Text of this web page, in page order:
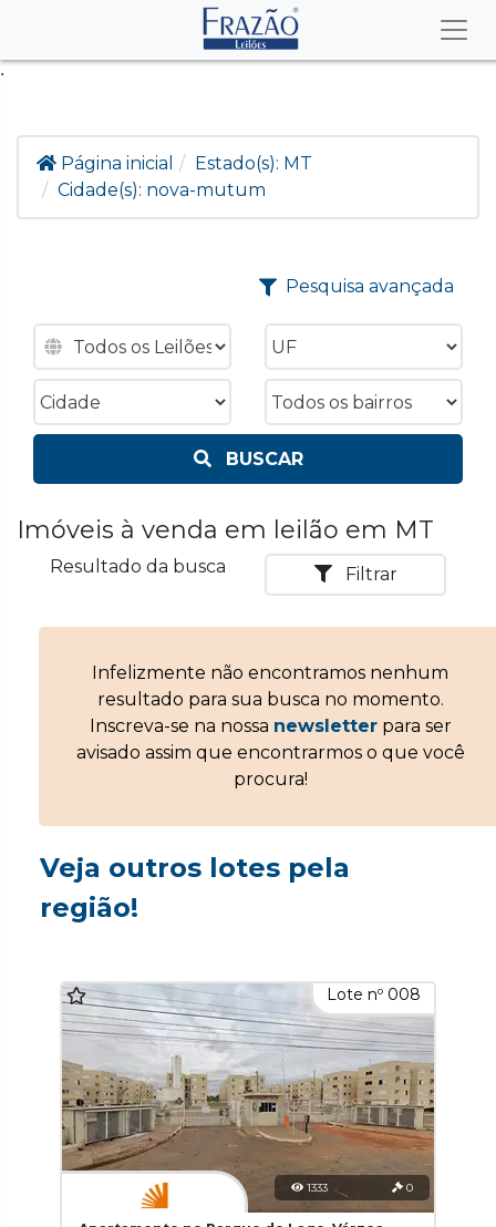
.
Página inicial Estado(s): MT
Cidade(s): nova-mutum
Pesquisa avançada
BUSCAR
Imóveis à venda em leilão em MT
Resultado da busca Filtrar
Infelizmente não encontramos nenhum
resultado para sua busca no momento.
Inscreva-se na nossa newsletterpara ser
avisado assim que encontrarmos o que você
procura!
Veja outros lotes pela
região!
Lote nº 008
1333 0